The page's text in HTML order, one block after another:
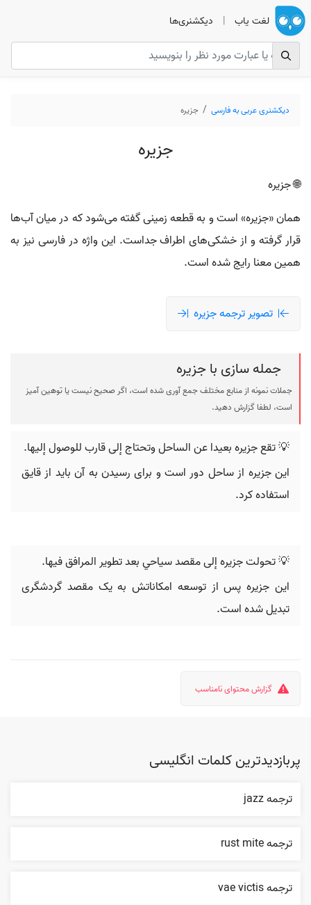
لغت یاب | دیکشنری‌ها
دیکشنری عربی به فارسی جزیره
جزیره
🌐 جزیره
همان «جزیره» است و به قطعه زمینی گفته می‌شود که در میان آب‌ها
قرار گرفته و از خشکی‌های اطراف جداست. این واژه در فارسی نیز به
همین معنا رایج شده است.
تصویر ترجمه جزیره
جمله سازی با جزیره
جملات نمونه از منابع مختلف جمع آوری شده است، اگر صحیح نیست یا توهین آمیز
است، لطفا گزارش دهید.
💡 تقع جزیره بعيدا عن الساحل وتحتاج إلى قارب للوصول إليها.
این جزیره از ساحل دور است و برای رسیدن به آن باید از قایق
استفاده کرد.
💡 تحولت جزیره إلى مقصد سياحي بعد تطوير المرافق فيها.
این جزیره پس از توسعه امکاناتش به یک مقصد گردشگری
تبدیل شده است.
گزارش محتوای نامناسب
پربازدیدترین کلمات انگلیسی
ترجمه jazz
ترجمه rust mite
ترجمه vae victis